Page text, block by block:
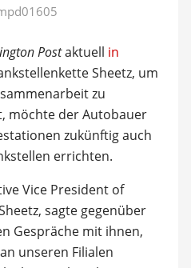
Postaktuell in
Sheetz, um
zu
möchte der Autobauer
zukünftig auch
errichten.
Vice President of
sagte gegenüber
Gespräche mit ihnen,
unseren Filialen